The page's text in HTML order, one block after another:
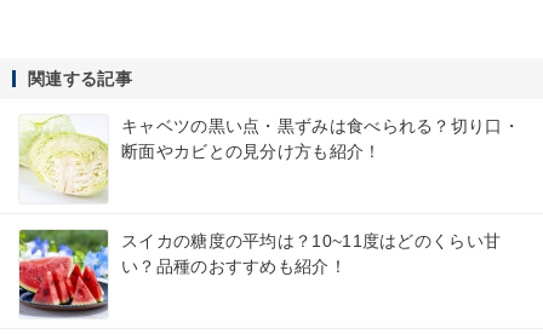
関連する記事
キャベツの黒い点・黒ずみは食べられる？切り口・
断面やカビとの見分け方も紹介！
スイカの糖度の平均は？10~11度はどのくらい甘
い？品種のおすすめも紹介！